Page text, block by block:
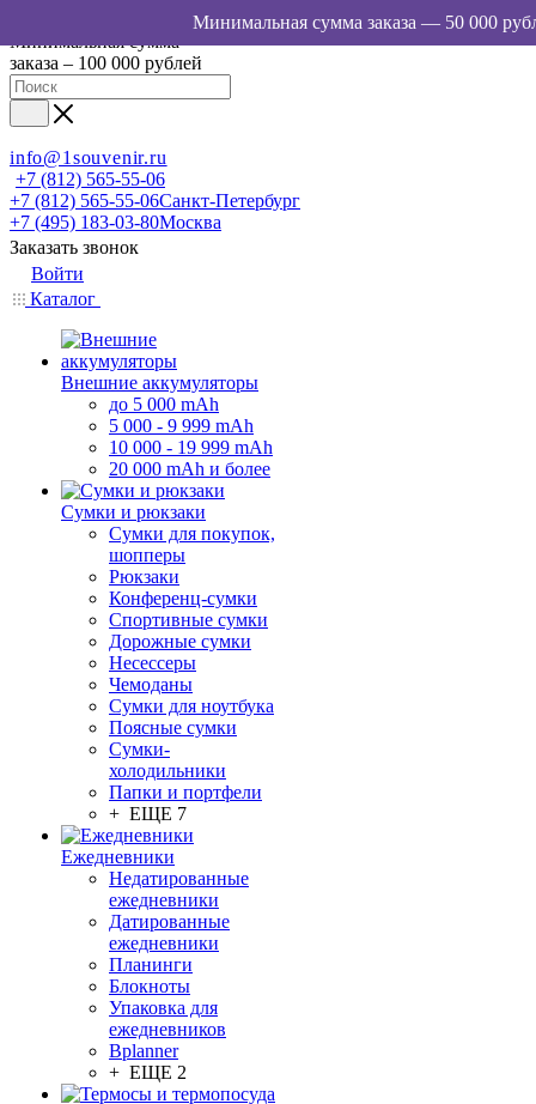
Минимальная сумма
заказа – 100 000 рублей
info@1souvenir.ru
+7 (812) 565-55-06
+7 (812) 565-55-06Санкт-Петербург
+7 (495) 183-03-80Москва
Заказать звонок
Войти
Каталог
Внешние аккумуляторы
до 5 000 mAh
5 000 - 9 999 mAh
10 000 - 19 999 mAh
20 000 mAh и более
Сумки и рюкзаки
Сумки для покупок,
шопперы
Рюкзаки
Конференц-сумки
Спортивные сумки
Дорожные сумки
Несессеры
Чемоданы
Сумки для ноутбука
Поясные сумки
Сумки-
холодильники
Папки и портфели
+ ЕЩЕ 7
Ежедневники
Недатированные
ежедневники
Датированные
ежедневники
Планинги
Блокноты
Упаковка для
ежедневников
Bplanner
+ ЕЩЕ 2